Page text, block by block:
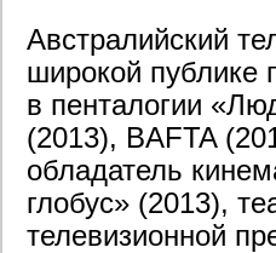
Австралийский
широкой публике
в пенталогии
(2013), BAFTA
обладатель
глобус» (2013),
телевизионной